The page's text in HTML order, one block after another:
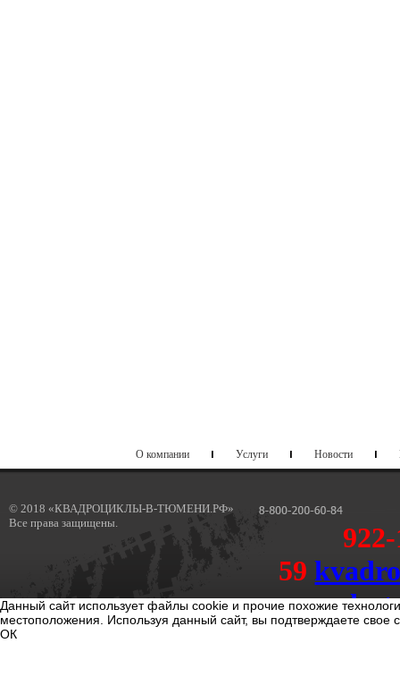
О компании Услуги Новости
© 2018 «КВАДРОЦИКЛЫ-В-ТЮМЕНИ.РФ»
Все права защищены.
59
kvadrotum@sport-
Данный сайт использует файлы cookie и прочие похожие
местоположения. Используя данный сайт, вы подтверждаете свое
ОК